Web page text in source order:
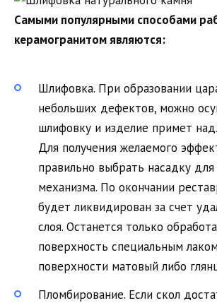
Самыми популярными способами
керамогранитом являются:
Шлифовка. При образовании
небольших дефектов, можно
шлифовку и изделие примет
Для получения желаемого
правильно выбрать насадку
механизма. По окончании
будет ликвидирован за счет
слоя. Останется только
поверхность специальным
поверхности матовый либо
Пломбирование. Если скол